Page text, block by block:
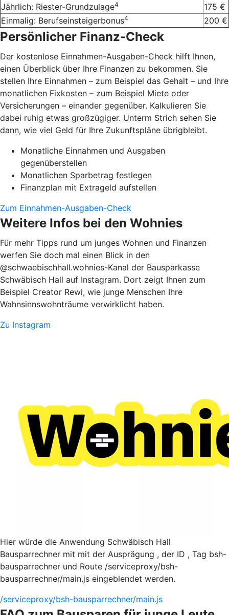
Jährlich: Riester-Grundzulage4
175 €
Einmalig: Berufseinsteigerbonus4 200 €
Persönlicher Finanz-Check
Der kostenlose Einnahmen-Ausgaben-Check hilft Ihnen,
einen Überblick über Ihre Finanzen zu bekommen. Sie
stellen Ihre Einnahmen – zum Beispiel das Gehalt – und Ihre
monatlichen Fixkosten – zum Beispiel Miete oder
Versicherungen – einander gegenüber. Kalkulieren Sie
dabei ruhig etwas großzügiger. Unterm Strich sehen Sie
dann, wie viel Geld für Ihre Zukunftspläne übrigbleibt.
Monatliche Einnahmen und Ausgaben
gegenüberstellen
Monatlichen Sparbetrag festlegen
Finanzplan mit Extrageld aufstellen
Zum Einnahmen-Ausgaben-Check
Weitere Infos bei den Wohnies
Für mehr Tipps rund um junges Wohnen und Finanzen
werfen Sie doch mal einen Blick in den
@schwaebischhall.wohnies-Kanal der Bausparkasse
Schwäbisch Hall auf Instagram. Dort zeigt Ihnen zum
Beispiel Creator Rewi, wie junge Menschen Ihre
Wahnsinnswohnträume verwirklicht haben.
Zu Instagram
Hier würde die Anwendung Schwäbisch Hall
Bausparrechner mit mit der Ausprägung , der ID , Tag bsh-
bausparrechner und Route /serviceproxy/bsh-
bausparrechner/main.js eingeblendet werden.
/serviceproxy/bsh-bausparrechner/main.js